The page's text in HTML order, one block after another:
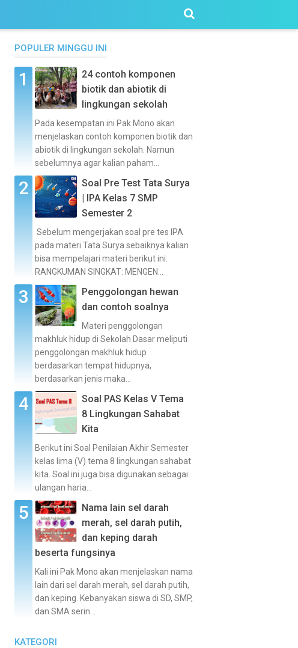
POPULER MINGGU INI
24 contoh komponen
biotik dan abiotik di
lingkungan sekolah
Pada kesempatan ini Pak Mono akan
menjelaskan contoh komponen biotik dan
abiotik di lingkungan sekolah. Namun
sebelumnya agar kalian paham...
Soal Pre Test Tata Surya
| IPA Kelas 7 SMP
Semester 2
Sebelum mengerjakan soal pre tes IPA
pada materi Tata Surya sebaiknya kalian
bisa mempelajari materi berikut ini:
RANGKUMAN SINGKAT: MENGEN...
Penggolongan hewan
dan contoh soalnya
Materi penggolongan
makhluk hidup di Sekolah Dasar meliputi
penggolongan makhluk hidup
berdasarkan tempat hidupnya,
berdasarkan jenis maka...
Soal PAS Kelas V Tema
8 Lingkungan Sahabat
Kita
Berikut ini Soal Penilaian Akhir Semester
kelas lima (V) tema 8 lingkungan sahabat
kita. Soal ini juga bisa digunakan sebagai
ulangan haria...
Nama lain sel darah
merah, sel darah putih,
dan keping darah
beserta fungsinya
Kali ini Pak Mono akan menjelaskan nama
lain dari sel darah merah, sel darah putih,
dan keping. Kebanyakan siswa di SD, SMP,
dan SMA serin...
KATEGORI